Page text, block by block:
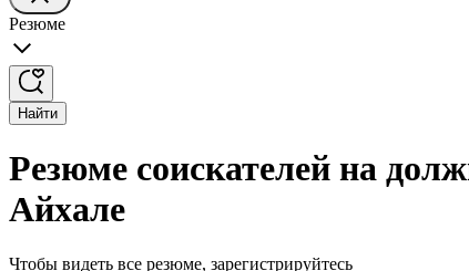
Резюме
Найти
Резюме соискателей на
Айхале
Чтобы видеть все резюме, зарегистрируйтесь